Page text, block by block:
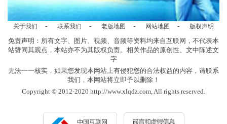
关于我们 - 联系我们 - 老版地图 - 网站地图 - 版权声明
免责声明：所有文字、图片、视频、音频等资料均来自互联网，不代表本
站赞同其观点，本站亦不为其版权负责。相关作品的原创性、文中陈述文
字
无法一一核实，如果您发现本网站上有侵犯您的合法权益的内容，请联系
我们，本网站将立即予以删除！
Copyright © 2012-2020 http://www.xlqdz.com, All rights reserved.